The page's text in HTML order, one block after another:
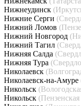
Нижнеудинск
Нижние Серги
Нижний Ломов
Нижний Новгород
Нижний Тагил
Нижняя Салда
Нижняя Тура
Николаевск
Николаевск-на-Амуре
Никольск
Никольск (Пензенская